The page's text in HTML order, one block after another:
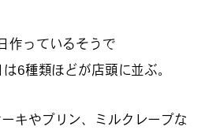
US
作っているそうで
6種類ほどが店頭に並ぶ。
キやプリン、ミルクレープな